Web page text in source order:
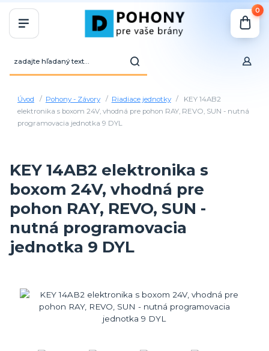
0
Úvod Pohony - Závory Riadiace jednotky
KEY 14AB2
elektronika s boxom 24V, vhodná pre pohon RAY, REVO, SUN - nutná
programovacia jednotka 9 DYL
KEY 14AB2 elektronika s
boxom 24V, vhodná pre
pohon RAY, REVO, SUN -
nutná programovacia
jednotka 9 DYL